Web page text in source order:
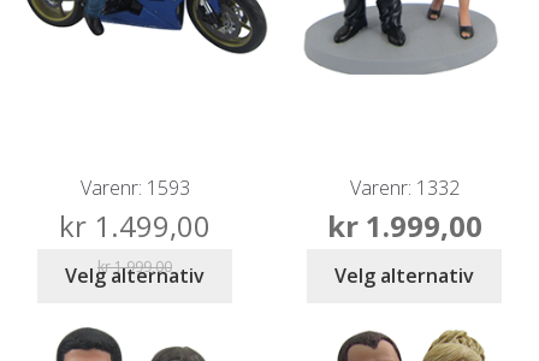
Varenr: 1593
kr1.999,00
kr 1.499,00
Velg alternativ
Varenr: 1332
kr1.999,00
Velg alternativ